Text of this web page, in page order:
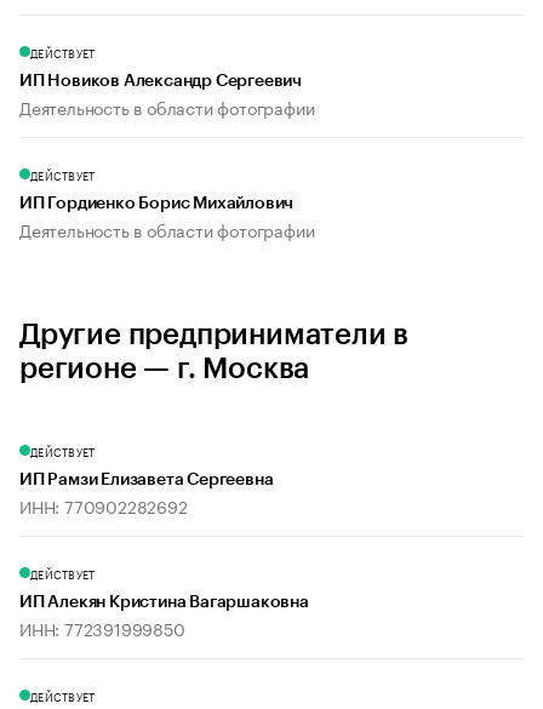
ДЕЙСТВУЕТ
ИП Новиков Александр Сергеевич
Деятельность в области фотографии
ДЕЙСТВУЕТ
ИП Гордиенко Борис Михайлович
Деятельность в области фотографии
Другие предприниматели в
регионе — г. Москва
ДЕЙСТВУЕТ
ИП Рамзи Елизавета Сергеевна
ИНН: 770902282692
ДЕЙСТВУЕТ
ИП Алекян Кристина Вагаршаковна
ИНН: 772391999850
ДЕЙСТВУЕТ